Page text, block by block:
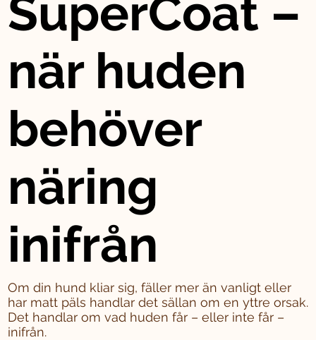
SuperCoat –
när huden
behöver
näring
inifrån
Om din hund kliar sig, fäller mer än vanligt eller
har matt päls handlar det sällan om en yttre orsak.
Det handlar om vad huden får – eller inte får –
inifrån.